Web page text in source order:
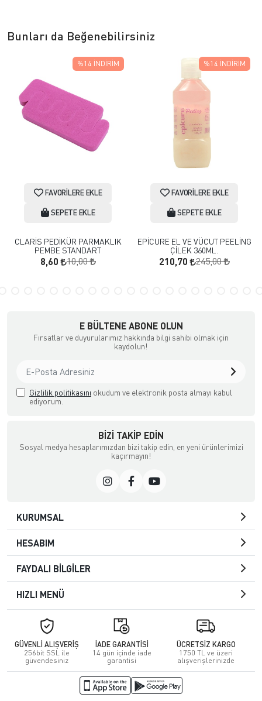
Bunları da Beğenebilirsiniz
FAVORILERE EKLE
SEPETE EKLE
CLARİS PEDİKÜR PARMAKLIK
PEMBE STANDART
8,60 10,00
%14 İNDIRIM
FAVORILERE EKLE
SEPETE EKLE
EPİCURE EL VE VÜCUT PEELİNG
ÇİLEK 360ML.
210,70 245,00
%14 İNDIRIM
E BÜLTENE ABONE OLUN
Fırsatlar ve duyurularımız hakkında bilgi sahibi olmak için
kaydolun!
Gizlilik politikasını okudum ve elektronik posta almayı kabul
ediyorum.
BIZI TAKIP EDIN
Sosyal medya hesaplarımızdan bizi takip edin, en yeni ürünlerimizi
kaçırmayın!
KURUMSAL
HESABIM
FAYDALI BİLGİLER
HIZLI MENÜ
GÜVENLİ ALIŞVERİŞ
256bit SSL ile
güvendesiniz
İADE GARANTİSİ
14 gün içinde iade
garantisi
ÜCRETSİZ KARGO
1750 TL ve üzeri
alışverişlerinizde